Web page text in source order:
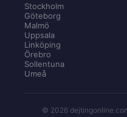
Stockholm
Göteborg
Malmö
Uppsala
Linköping
Örebro
Sollentuna
Umeå
© 2026